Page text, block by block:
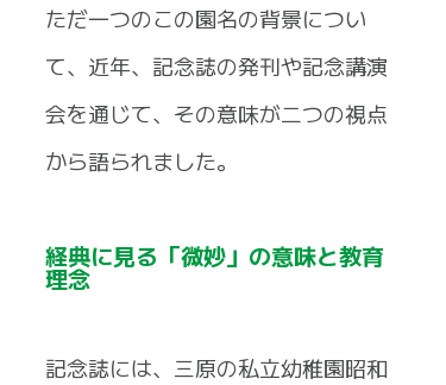
ただ一つのこの園名の背景につい
て、近年、記念誌の発刊や記念講演
会を通じて、その意味が二つの視点
から語られました。
経典に見る「微妙」の意味と教育
理念
記念誌には、三原の私立幼稚園昭和